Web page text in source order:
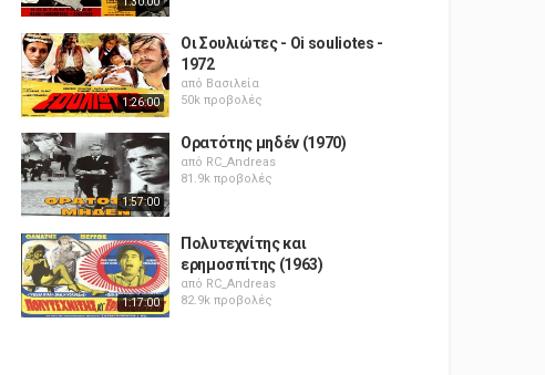
1:26:00
Οι Σουλιώτες - Oi souliotes -
1972
από Βασιλεία
50k προβολές
1:57:00
Ορατότης μηδέν (1970)
από RC_Andreas
81.9k προβολές
1:17:00
Πολυτεχνίτης και
ερημοσπίτης (1963)
από RC_Andreas
82.9k προβολές